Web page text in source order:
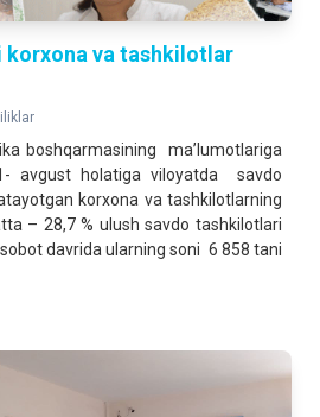
korxona va tashkilotlar
boshqarmasining ma’lumotlariga
avgust holatiga viloyatda savdo
korxona va tashkilotlarning
– 28,7 % ulush savdo tashkilotlari
davrida ularning soni 6 858 tani